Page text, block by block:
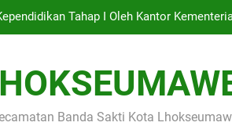
Lhokseumawe Raih Medali Emas pada
MIN 3 Kota Lhokseumawe Lolos ke
Tahap I Oleh Kantor
Banda Sakti Kota